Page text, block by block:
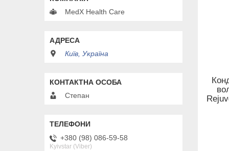
MedX Health Care
Київ, Україна
Степан
+380 (98) 086-59-58
Kyivstar (Viber)